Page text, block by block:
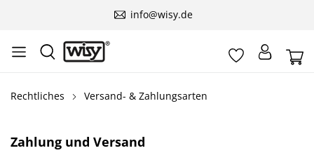
info@wisy.de
Rechtliches Versand- & Zahlungsarten
Zahlung und Versand